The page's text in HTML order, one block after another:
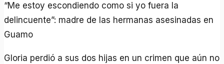
“Me estoy escondiendo como si yo fuera la
delincuente”: madre de las hermanas asesinadas en
Guamo
Gloria perdió a sus dos hijas en un crimen que aún no